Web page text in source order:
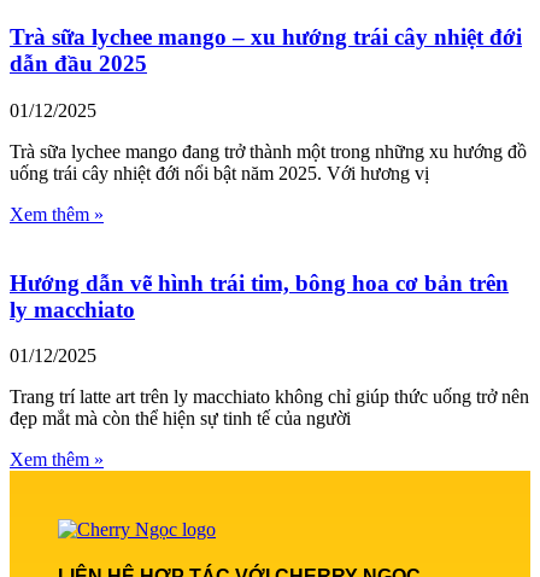
Trà sữa lychee mango – xu hướng trái cây nhiệt đới
dẫn đầu 2025
01/12/2025
Trà sữa lychee mango đang trở thành một trong những xu hướng đồ
uống trái cây nhiệt đới nổi bật năm 2025. Với hương vị
Xem thêm »
Hướng dẫn vẽ hình trái tim, bông hoa cơ bản trên
ly macchiato
01/12/2025
Trang trí latte art trên ly macchiato không chỉ giúp thức uống trở nên
đẹp mắt mà còn thể hiện sự tinh tế của người
Xem thêm »